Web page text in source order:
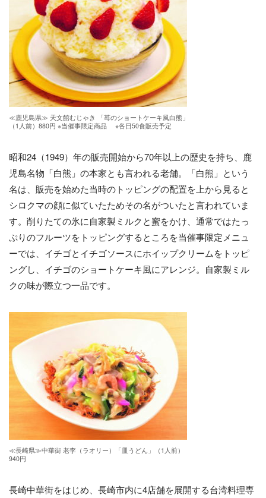
≪鹿児島県≫ 天文館むじゃき 「苺のショートケーキ風白熊」
（1人前）880円 ※当催事限定商品 ※各日50食販売予定
昭和24（1949）年の販売開始から70年以上の歴史を持ち、鹿
児島名物「白熊」の本家とも言われる老舗。「白熊」という
名は、販売を始めた当時のトッピングの配置を上から見ると
シロクマの顔に似ていたためその名がついたと言われていま
す。削りたての氷に自家製ミルクと蜜をかけ、通常ではたっ
ぷりのフルーツをトッピングするところを当催事限定メニュ
ーでは、イチゴとイチゴソースにホイップクリームをトッピ
ングし、イチゴのショートケーキ風にアレンジ。自家製ミル
クの味が際立つ一品です。
≪長崎県≫中華街 老李（ラオリー）「皿うどん」（1人前）
940円
長崎中華街をはじめ、長崎市内に4店舗を展開する台湾料理専